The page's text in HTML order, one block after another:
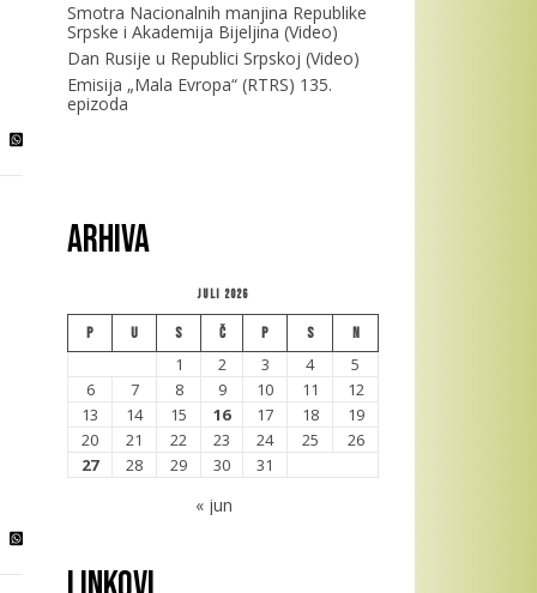
Smotra Nacionalnih manjina Republike
Srpske i Akademija Bijeljina (Video)
Dan Rusije u Republici Srpskoj (Video)
Emisija „Mala Evropa“ (RTRS) 135.
epizoda
Arhiva
Juli 2026
P U S Č P S N
1 2 3 4
5
6
7 8 9 10 11
12
13
14 15 16 17 18
19
20
21 22 23 24 25
26
27
28 29 30 31
« jun